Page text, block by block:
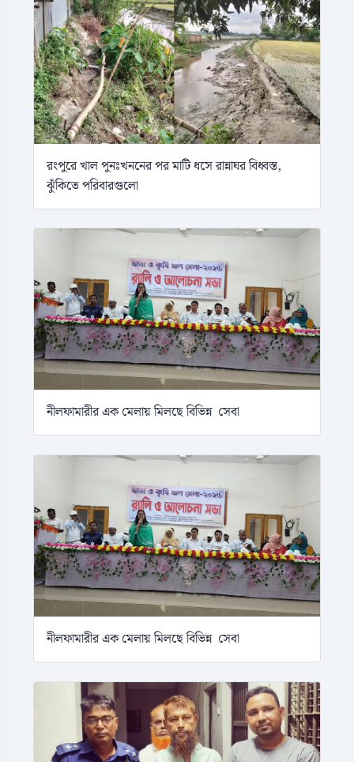
রংপুরে খাল পুনঃখননের পর মাটি ধসে রান্নাঘর বিধ্বস্ত,
ঝুঁকিতে পরিবারগুলো
নীলফামারীর এক মেলায় মিলছে বিভিন্ন সেবা
নীলফামারীর এক মেলায় মিলছে বিভিন্ন সেবা